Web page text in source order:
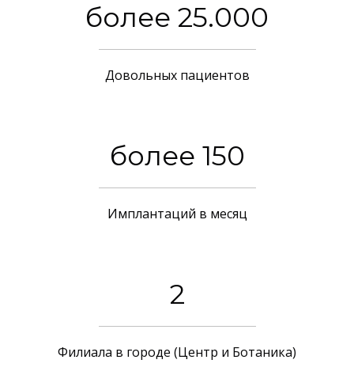
более 25.000
Довольных пациентов
более 150
Имплантаций в месяц
2
Филиала в городе (Центр и Ботаника)